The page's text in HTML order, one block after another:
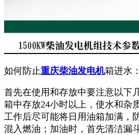
如何防止重庆柴油发电机箱进水：
首先在使用和存放中要注意以下
箱中存放24小时以上，使水和杂
工作后尽可能将日用油箱加满，
混入燃油；加油时，首先清洁漏